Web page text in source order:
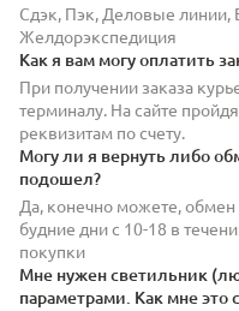
Сдэк, Пэк, Деловые линии,
Желдорэкспедиция
Как я вам могу оплатить
При получении заказа
терминалу. На сайте
реквизитам по счету.
Могу ли я вернуть либо
подошел?
Да, конечно можете, обмен
будние дни с 10-18 в
покупки
Мне нужен светильник
параметрами. Как мне это